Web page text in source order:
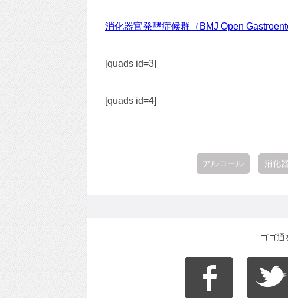
消化器官発酵症候群（BMJ Open
[quads id=3]
[quads id=4]
アルコール 消化
ゴゴ通